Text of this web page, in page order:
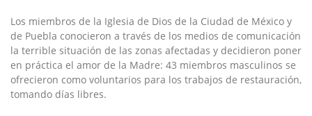
Los miembros de la Iglesia de Dios de la Ciudad de México y
de Puebla conocieron a través de los medios de comunicación
la terrible situación de las zonas afectadas y decidieron poner
en práctica el amor de la Madre: 43 miembros masculinos se
ofrecieron como voluntarios para los trabajos de restauración,
tomando días libres.